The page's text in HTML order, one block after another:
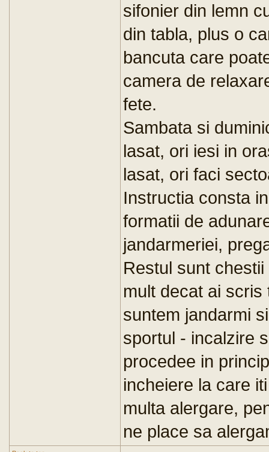
sifonier din lemn
din tabla, plus o
bancuta care
camera de
fete.
Sambata si
lasat, ori iesi in
lasat, ori faci
Instructia consta
formatii de
jandarmeriei,
Restul sunt
mult decat ai
suntem jandarmi
sportul - incalzire
procedee in
incheiere la care
multa alergare,
ne place sa